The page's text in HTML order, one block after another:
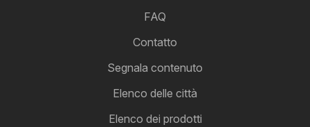
FAQ
Contatto
Segnala contenuto
Elenco delle città
Elenco dei prodotti